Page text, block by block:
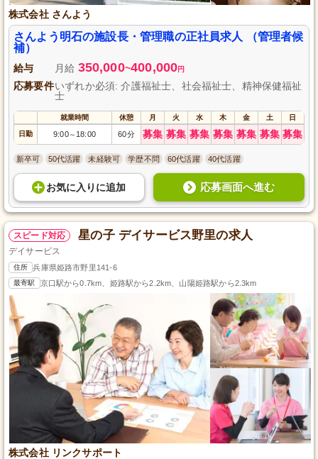
株式会社 さんよう
さんよう明石の施設長・管理職の正社員求人 （管理者候
補）
給与 月給 350,000~400,000円
応募要件いずれか必須: 介護福祉士、社会福祉士、精神保健福祉
士
就業時間 休憩 月 火 水 木 金 土 日
日勤 9:00～ 18:00 60分 募集 募集 募集 募集 募集 募集 募集
新卒可 50代活躍 未経験可 学歴不問 60代活躍 40代活躍
お気に入り に追加 応募画面へ進む
スピード対応 星の子 デイサービス野里の求人
デイサービス
住所 兵庫県姫路市野里141-6
最寄駅 京口駅から0.7km、姫路駅から2.2km、山陽姫路駅から2.3km
株式会社 リンクサポート